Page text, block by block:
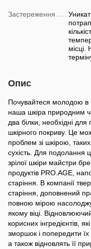
Застереження
місці.
Опис
Почувайтеся молодою в
наша шкіра природним
два білки, необхідні для
шкірного покриву. Це
проблем зі шкірою, таких
сухість. Для подолання
зрілої шкіри майстри
продуктів PRO.AGE,
старіння. В компанії
старіння, доповнений
повною мірою
якому віці.
корисних інгредієнтів,
зморшок і попередити їх
а також відновлять її